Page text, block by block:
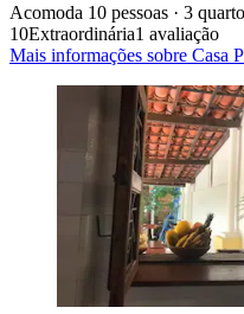
Acomoda 10 pessoas · 3
10Extraordinária1 avaliação
Mais informações sobre Casa